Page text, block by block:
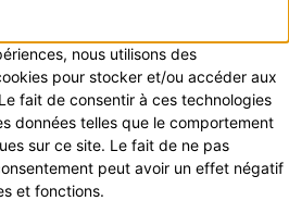
nous utilisons des
pour stocker et/ou accéder aux
fait de consentir à ces technologies
données telles que le comportement
sur ce site. Le fait de ne pas
peut avoir un effet négatif
et fonctions.